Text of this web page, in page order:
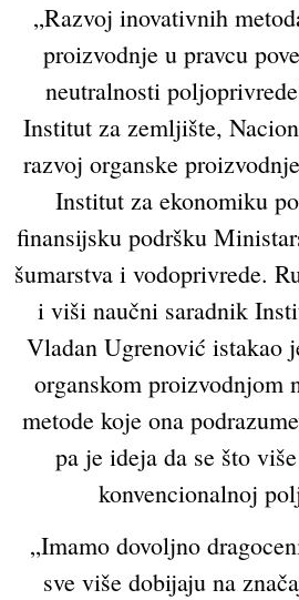
„Razvoj inovativnih
proizvodnje u pravcu
neutralnosti
Institut za zemljište,
razvoj organske
Institut za ekonomiku
finansijsku podršku
šumarstva i vodoprivrede.
i viši naučni saradnik
Vladan Ugrenović istakao
organskom proizvodnjom
metode koje ona
pa je ideja da se što
konvencionalnoj
„Imamo dovoljno
sve više dobijaju na